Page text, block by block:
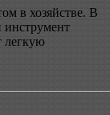
в хозяйстве. В
инструмент
легкую